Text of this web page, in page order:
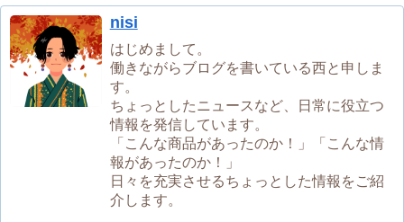
nisi
はじめまして。
働きながらブログを書いている西と申しま
す。
ちょっとしたニュースなど、日常に役立つ
情報を発信しています。
「こんな商品があったのか！」「こんな情
報があったのか！」
日々を充実させるちょっとした情報をご紹
介します。